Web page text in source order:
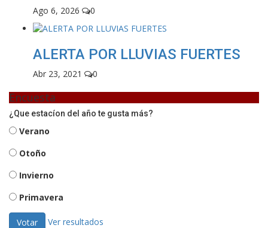
Ago 6, 2026 0
ALERTA POR LLUVIAS FUERTES
Abr 23, 2021 0
Encuesta
¿Que estacíon del año te gusta más?
Verano
Otoño
Invierno
Primavera
Votar Ver resultados